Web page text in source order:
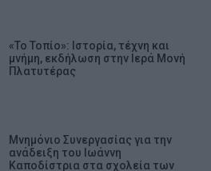
«Το Τοπίο»: Ιστορία, τέχνη και
μνήμη, εκδήλωση στην Ιερά Μονή
Πλατυτέρας
Μνημόνιο Συνεργασίας για την
ανάδειξη του Ιωάννη
Καποδίστρια στα σχολεία των